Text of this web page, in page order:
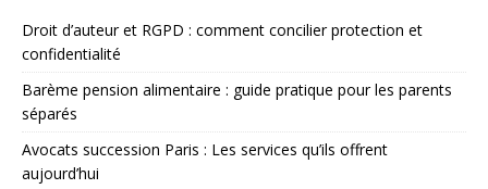
Droit d’auteur et RGPD : comment concilier protection et
confidentialité
Barème pension alimentaire : guide pratique pour les parents
séparés
Avocats succession Paris : Les services qu’ils offrent
aujourd’hui